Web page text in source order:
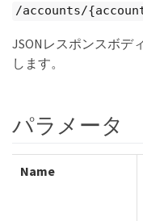
/accounts/
JSONレスポンスボデ
します。
パラメータ
Name